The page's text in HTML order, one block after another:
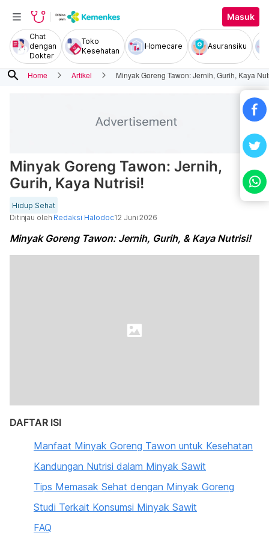
Masuk
Chat
dengan
Dokter
Toko
Kesehatan
Homecare Asuransiku
search Home Artikel Minyak Goreng Tawon: Jernih, Gurih, Kaya
Minyak Goreng Tawon: Jernih,
Gurih, Kaya Nutrisi!
Hidup Sehat
Ditinjau oleh Redaksi Halodoc12 Juni 2026
Minyak Goreng Tawon: Jernih, Gurih, & Kaya Nutrisi!
DAFTAR ISI
Manfaat Minyak Goreng Tawon untuk Kesehatan
Kandungan Nutrisi dalam Minyak Sawit
Tips Memasak Sehat dengan Minyak Goreng
Studi Terkait Konsumsi Minyak Sawit
FAQ